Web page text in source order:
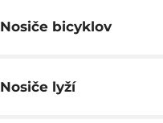
Nosiče bicyklov
Nosiče lyží